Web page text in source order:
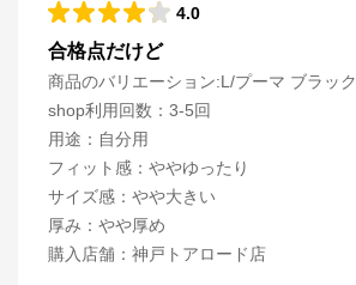
4.0
合格点だけど
商品のバリエーション:L/プーマ ブラック
shop利用回数 ： 3-5回
用途 ： 自分用
フィット感 ： ややゆったり
サイズ感 ： やや大きい
厚み ： やや厚め
購入店舗 ： 神戸トアロード店